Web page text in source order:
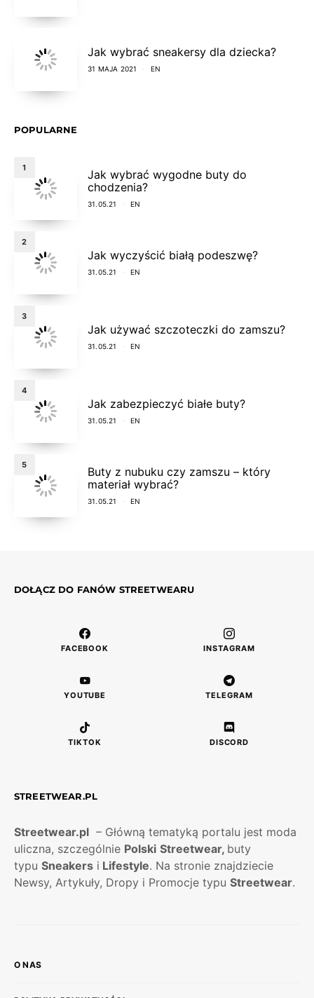
Jak wybrać sneakersy dla dziecka?
31 MAJA 2021 EN
POPULARNE
1
Jak wybrać wygodne buty do
chodzenia?
31.05.21 EN
2
Jak wyczyścić białą podeszwę?
31.05.21 EN
3
Jak używać szczoteczki do zamszu?
31.05.21 EN
4
Jak zabezpieczyć białe buty?
31.05.21 EN
5
Buty z nubuku czy zamszu – który
materiał wybrać?
31.05.21 EN
DOŁĄCZ DO FANÓW STREETWEARU
FACEBOOK INSTAGRAM
YOUTUBE TELEGRAM
TIKTOK DISCORD
STREETWEAR.PL
Streetwear.pl – Główną tematyką portalu jest moda
uliczna, szczególnie Polski Streetwear, buty
typu Sneakers i Lifestyle. Na stronie znajdziecie
Newsy, Artykuły, Dropy i Promocje typu Streetwear.
O NAS